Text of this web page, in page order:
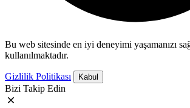
Bu web sitesinde en iyi deneyimi yaşamanızı
kullanılmaktadır.
Gizlilik Politikası Kabul
Bizi Takip Edin